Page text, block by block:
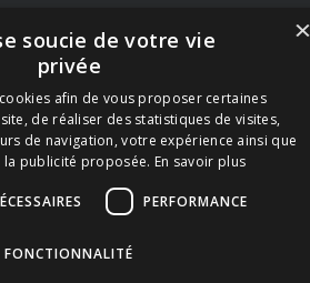
soucie de votre vie
privée
afin de vous proposer certaines
de réaliser des statistiques de visites,
de navigation, votre expérience ainsi que
la publicité proposée. En savoir plus
PERFORMANCE
FONCTIONNALITÉ